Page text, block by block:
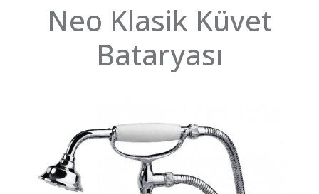
Neo Klasik Küvet
Bataryası